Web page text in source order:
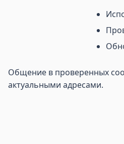
Общение в проверенных
актуальными адресами.